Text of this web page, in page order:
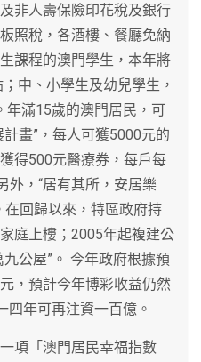
非人壽保險印花稅及銀行
照稅，各酒樓、餐廳免納
課程的澳門學生，本年將
中、小學生及幼兒學生，
年滿15歲的澳門居民，可
畫”，每人可獲5000元的
得500元醫療券，每戶每
外，“居有其所，安居樂
在回歸以來，特區政府持
庭上樓；2005年起複建公
公屋”。 今年政府根據預
，預計今年博彩收益仍然
年可再注資一百億。
項「澳門居民幸福指數